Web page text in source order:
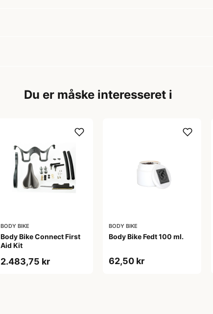
Du er måske interesseret i
BODY BIKE
Body Bike Connect First
Aid Kit
2.483,75 kr
BODY BIKE
Body Bike Fedt 100 ml.
62,50 kr